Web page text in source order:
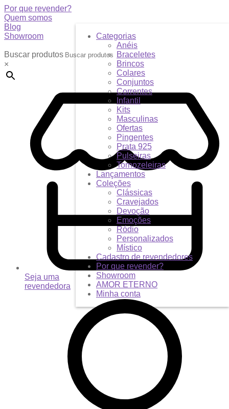
Por que revender?
Quem somos
Blog
Showroom
Buscar produtos
×
Seja uma
revendedora
Categorias
Anéis
Braceletes
Brincos
Colares
Conjuntos
Correntes
Infantil
Kits
Masculinas
Ofertas
Pingentes
Prata 925
Pulseiras
Tornozeleiras
Lançamentos
Coleções
Clássicas
Cravejados
Devoção
Emoções
Ródio
Personalizados
Místico
Cadastro de revendedores
Por que revender?
Showroom
AMOR ETERNO
Minha conta